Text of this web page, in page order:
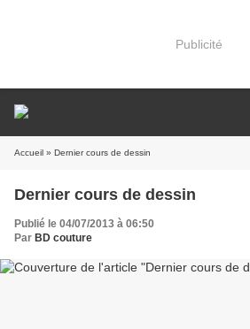
Publicité
Accueil » Dernier cours de dessin
Dernier cours de dessin
Publié le 04/07/2013 à 06:50
Par BD couture